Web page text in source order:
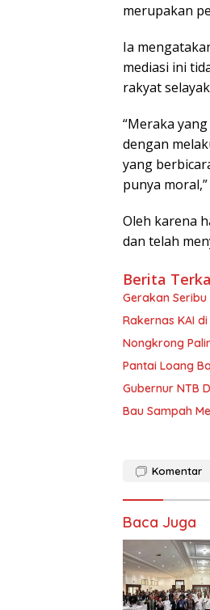
merupakan
Ia
mediasi ini
rakyat
“Meraka
dengan
yang
punya
Oleh karena
dan telah
Berita
Gerakan Seribu
Rakernas KAI
Nongkrong
Pantai Loang
Gubernur NTB
Bau Sampah
Komentar
Baca Juga